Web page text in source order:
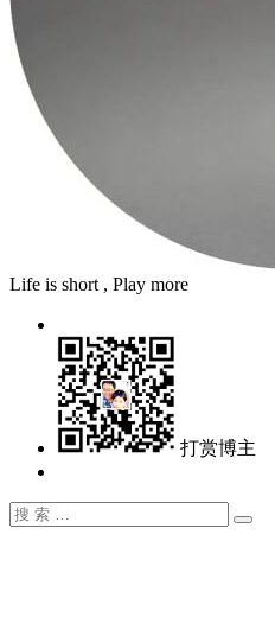
Life is short , Play more
打赏博主
搜
搜